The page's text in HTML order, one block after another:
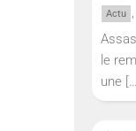
Actu ,
le
une